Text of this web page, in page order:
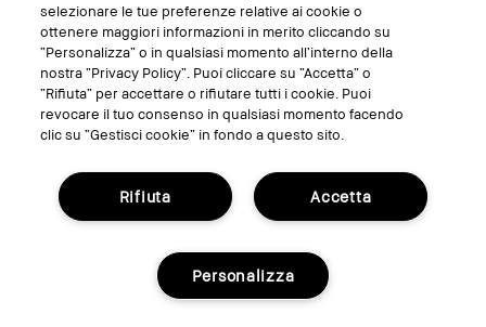
SEGUICI SU
GESTISCI I COOKIE DEL SITO
selezionare le tue preferenze relative ai cookie o
ottenere maggiori informazioni in merito cliccando su
“Personalizza” o in qualsiasi momento all’interno della
nostra “Privacy Policy”. Puoi cliccare su “Accetta” o
“Rifiuta” per accettare o rifiutare tutti i cookie. Puoi
revocare il tuo consenso in qualsiasi momento facendo
clic su “Gestisci cookie” in fondo a questo sito.
Accetta
Rifiuta
Personalizza